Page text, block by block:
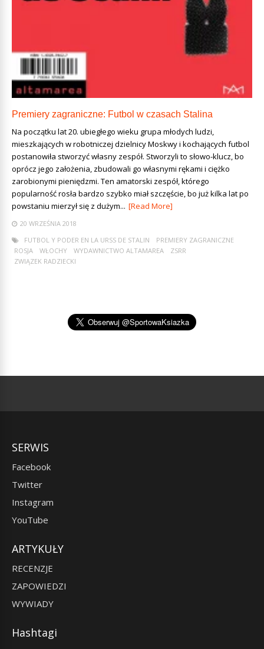
Premiery zagraniczne: Futbol w czasach Stalina
Na początku lat 20. ubiegłego wieku grupa młodych ludzi,
mieszkających w robotniczej dzielnicy Moskwy i kochających futbol
postanowiła stworzyć własny zespół. Stworzyli to słowo-klucz, bo
oprócz jego założenia, zbudowali go własnymi rękami i ciężko
zarobionymi pieniędzmi. Ten amatorski zespół, którego
popularność rosła bardzo szybko miał szczęście, bo już kilka lat po
powstaniu mierzył się z dużym... [Read More]
20 WRZEŚNIA 2018
FUTBOL Y PODER EN LA URSS DE STALIN
PREMIERY ZAGRANICZNE
ROSJA
WŁOCHY WYDAWNICTWO ALTAMAREA
ZSRR
ZWIĄZEK RADZIECKI
SERWIS
Facebook
Twitter
Instagram
YouTube
ARTYKUŁY
RECENZJE
ZAPOWIEDZI
WYWIADY
Hashtagi